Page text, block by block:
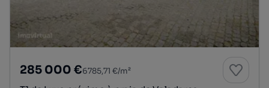
285 000 €6785,71 €/m²